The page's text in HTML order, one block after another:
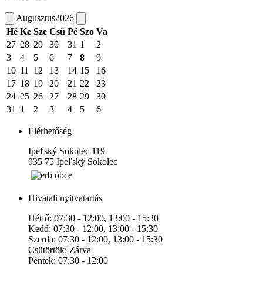
Augusztus2026
Hé Ke Sze Csü Pé Szo Va
27 28 29 30 31 1
2
3
4 5 6 7 8
9
10 11 12 13 14 15
16
17 18 19 20 21 22
23
24 25 26 27 28 29
30
31
1 2 3 4 5 6
Elérhetőség
Ipeľský Sokolec 119
935 75 Ipeľský Sokolec
Hivatali nyitvatartás
Hétfő: 07:30 - 12:00, 13:00 - 15:30
Kedd: 07:30 - 12:00, 13:00 - 15:30
Szerda: 07:30 - 12:00, 13:00 - 15:30
Csütörtök: Zárva
Péntek: 07:30 - 12:00